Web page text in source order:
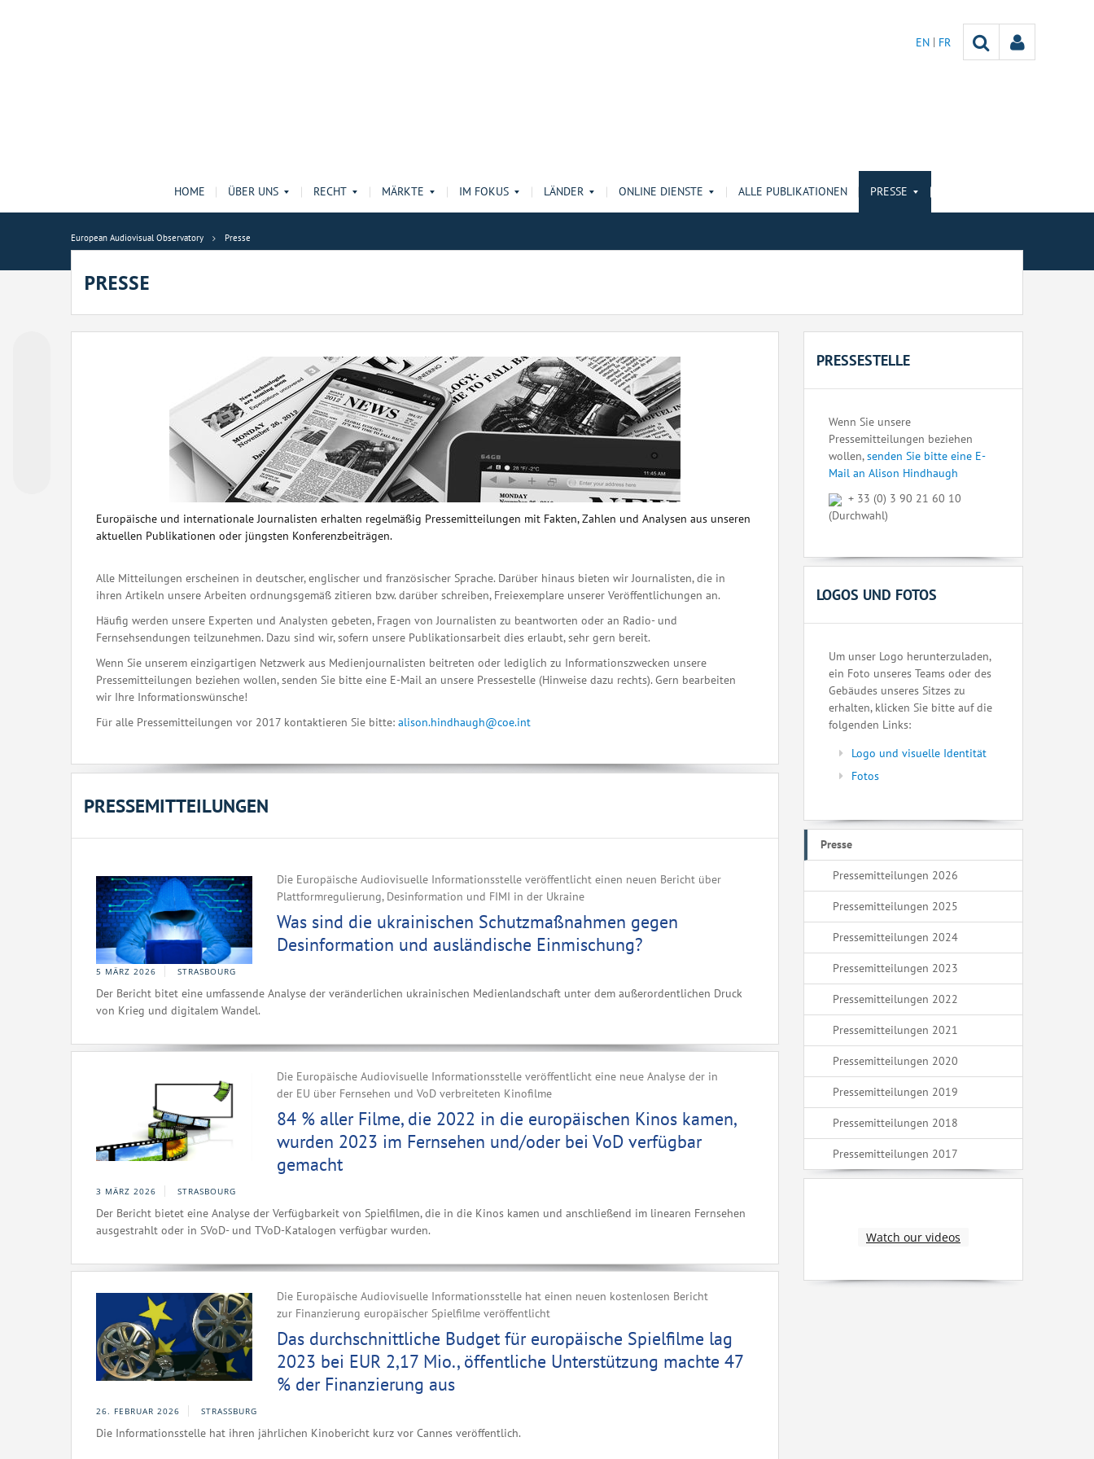
EN FR
HOME ÜBER UNS RECHT MÄRKTE IM FOKUS LÄNDER ONLINE DIENSTE ALLE PUBLIKATIONEN PRESSE
European Audiovisual Observatory Presse
PRESSE
Europäische und internationale Journalisten erhalten regelmäßig Pressemitteilungen mit Fakten, Zahlen und Analysen aus unseren
aktuellen Publikationen oder jüngsten Konferenzbeiträgen.
Alle Mitteilungen erscheinen in deutscher, englischer und französischer Sprache. Darüber hinaus bieten wir Journalisten, die in
ihren Artikeln unsere Arbeiten ordnungsgemäß zitieren bzw. darüber schreiben, Freiexemplare unserer Veröffentlichungen an.
Häufig werden unsere Experten und Analysten gebeten, Fragen von Journalisten zu beantworten oder an Radio- und
Fernsehsendungen teilzunehmen. Dazu sind wir, sofern unsere Publikationsarbeit dies erlaubt, sehr gern bereit.
Wenn Sie unserem einzigartigen Netzwerk aus Medienjournalisten beitreten oder lediglich zu Informationszwecken unsere
Pressemitteilungen beziehen wollen, senden Sie bitte eine E-Mail an unsere Pressestelle (Hinweise dazu rechts). Gern bearbeiten
wir Ihre Informationswünsche!
Für alle Pressemitteilungen vor 2017 kontaktieren Sie bitte: alison.hindhaugh@coe.int
PRESSEMITTEILUNGEN
Die Europäische Audiovisuelle Informationsstelle veröffentlicht einen neuen Bericht über
Plattformregulierung, Desinformation und FIMI in der Ukraine
Was sind die ukrainischen Schutzmaßnahmen gegen
Desinformation und ausländische Einmischung?
5 MÄRZ 2026 STRASBOURG
Der Bericht bitet eine umfassende Analyse der veränderlichen ukrainischen Medienlandschaft unter dem außerordentlichen Druck
von Krieg und digitalem Wandel.
Die Europäische Audiovisuelle Informationsstelle veröffentlicht eine neue Analyse der in
der EU über Fernsehen und VoD verbreiteten Kinofilme
84 % aller Filme, die 2022 in die europäischen Kinos kamen,
wurden 2023 im Fernsehen und/oder bei VoD verfügbar
gemacht
3 MÄRZ 2026 STRASBOURG
Der Bericht bietet eine Analyse der Verfügbarkeit von Spielfilmen, die in die Kinos kamen und anschließend im linearen Fernsehen
ausgestrahlt oder in SVoD- und TVoD-Katalogen verfügbar wurden.
Die Europäische Audiovisuelle Informationsstelle hat einen neuen kostenlosen Bericht
zur Finanzierung europäischer Spielfilme veröffentlicht
Das durchschnittliche Budget für europäische Spielfilme lag
2023 bei EUR 2,17 Mio., öffentliche Unterstützung machte 47
% der Finanzierung aus
26. FEBRUAR 2026 STRASSBURG
Die Informationsstelle hat ihren jährlichen Kinobericht kurz vor Cannes veröffentlich.
PRESSESTELLE
Wenn Sie unsere
Pressemitteilungen beziehen
wollen,senden Sie bitte eine E-
Mail an Alison Hindhaugh
+ 33 (0) 3 90 21 60 10
(Durchwahl)
LOGOS UND FOTOS
Um unser Logo herunterzuladen,
ein Foto unseres Teams oder des
Gebäudes unseres Sitzes zu
erhalten, klicken Sie bitte auf die
folgenden Links:
Logo und visuelle Identität
Fotos
Presse
Pressemitteilungen 2026
Pressemitteilungen 2025
Pressemitteilungen 2024
Pressemitteilungen 2023
Pressemitteilungen 2022
Pressemitteilungen 2021
Pressemitteilungen 2020
Pressemitteilungen 2019
Pressemitteilungen 2018
Pressemitteilungen 2017
Watch our videos